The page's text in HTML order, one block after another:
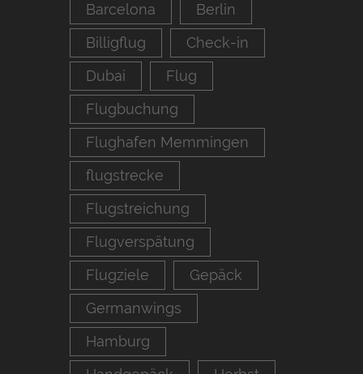
Barcelona
Berlin
Billigflug
Check-in
Dubai
Flug
Flugbuchung
Flughafen Memmingen
flugstrecke
Flugstreichung
Flugverspätung
Flugziele
Gepäck
Germanwings
Hamburg